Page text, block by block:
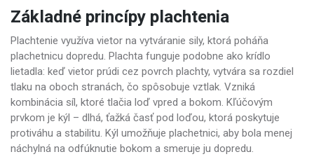
Základné princípy plachtenia
Plachtenie využíva vietor na vytváranie sily, ktorá poháňa
plachetnicu dopredu. Plachta funguje podobne ako krídlo
lietadla: keď vietor prúdi cez povrch plachty, vytvára sa rozdiel
tlaku na oboch stranách, čo spôsobuje vztlak. Vzniká
kombinácia síl, ktoré tlačia loď vpred a bokom. Kľúčovým
prvkom je kýl – dlhá, ťažká časť pod loďou, ktorá poskytuje
protiváhu a stabilitu. Kýl umožňuje plachetnici, aby bola menej
náchylná na odfúknutie bokom a smeruje ju dopredu.